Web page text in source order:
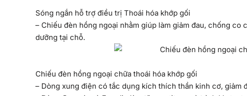
Sóng ngắn hỗ trợ điều trị Thoái hóa khớp gối
– Chiếu đèn hồng ngoại nhằm giúp làm giảm đau, chống
dưỡng tại chỗ.
Chiếu đèn hồng ngoại chữa thoái hóa khớp gối
– Dòng xung điện có tắc dụng kích thích thần kinh cơ, giảm